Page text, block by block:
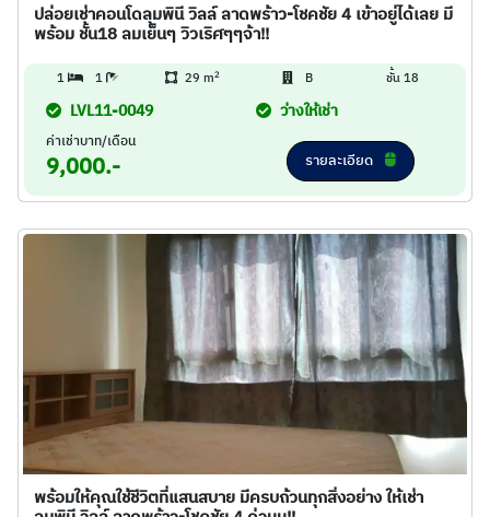
ปล่อยเช่าคอนโดลุมพินี วิลล์ ลาดพร้าว-โชคชัย 4 เข้าอยู่ได้เลย มี
พร้อม ชั้น18 ลมเย็นๆ วิวเริศๆๆจ้า!!
1 1 29 m2 B ชั้น 18
LVL11-0049 ว่างให้เช่า
ค่าเช่าบาท/เดือน
9,000.- รายละเอียด
พร้อมให้คุณใช้ชีวิตที่แสนสบาย มีครบถ้วนทุกสิ่งอย่าง ให้เช่า